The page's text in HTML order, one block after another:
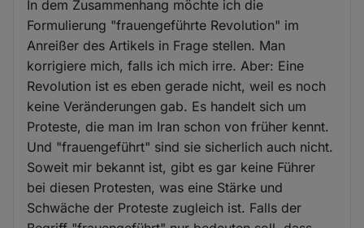
In dem Zusammenhang möchte ich die
Formulierung "frauengeführte Revolution" im
Anreißer des Artikels in Frage stellen. Man
korrigiere mich, falls ich mich irre. Aber: Eine
Revolution ist es eben gerade nicht, weil es noch
keine Veränderungen gab. Es handelt sich um
Proteste, die man im Iran schon von früher kennt.
Und "frauengeführt" sind sie sicherlich auch nicht.
Soweit mir bekannt ist, gibt es gar keine Führer
bei diesen Protesten, was eine Stärke und
Schwäche der Proteste zugleich ist. Falls der